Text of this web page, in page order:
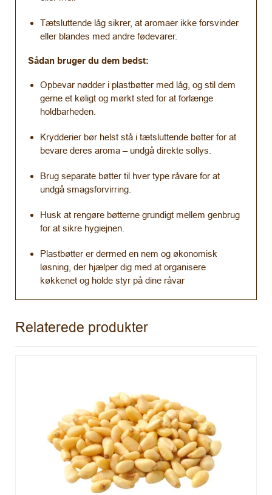
Tætsluttende låg sikrer, at aromaer ikke forsvinder
eller blandes med andre fødevarer.
Sådan bruger du dem bedst:
Opbevar nødder i plastbøtter med låg, og stil dem
gerne et køligt og mørkt sted for at forlænge
holdbarheden.
Krydderier bør helst stå i tætsluttende bøtter for at
bevare deres aroma – undgå direkte sollys.
Brug separate bøtter til hver type råvare for at
undgå smagsforvirring.
Husk at rengøre bøtterne grundigt mellem genbrug
for at sikre hygiejnen.
Plastbøtter er dermed en nem og økonomisk
løsning, der hjælper dig med at organisere
køkkenet og holde styr på dine råvar
Relaterede produkter